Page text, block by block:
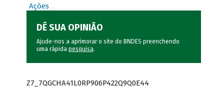
Ações
DÊ SUA OPINIÃO
Ajude-nos a aprimorar o site do BNDES preenchendo
uma rápida pesquisa.
Z7_7QGCHA41L0RP906P422Q9Q0E44